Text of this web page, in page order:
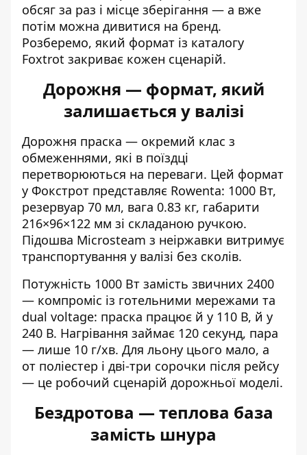
обсяг за раз і місце зберігання — а вже
потім можна дивитися на бренд.
Розберемо, який формат із каталогу
Foxtrot закриває кожен сценарій.
Дорожня — формат, який
залишається у валізі
Дорожня праска — окремий клас з
обмеженнями, які в поїздці
перетворюються на переваги. Цей формат
у Фокстрот представляє Rowenta: 1000 Вт,
резервуар 70 мл, вага 0.83 кг, габарити
216×96×122 мм зі складаною ручкою.
Підошва Microsteam з неіржавки витримує
транспортування у валізі без сколів.
Потужність 1000 Вт замість звичних 2400
— компроміс із готельними мережами та
dual voltage: праска працює й у 110 В, й у
240 В. Нагрівання займає 120 секунд, пара
— лише 10 г/хв. Для льону цього мало, а
от поліестер і дві-три сорочки після рейсу
— це робочий сценарій дорожньої моделі.
Бездротова — теплова база
замість шнура